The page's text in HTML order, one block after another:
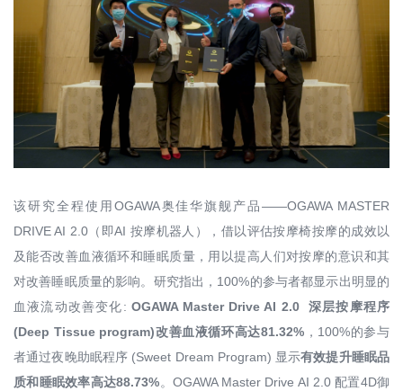
该研究全程使用OGAWA奥佳华旗舰产品——OGAWA MASTER
DRIVE AI 2.0（即AI 按摩机器人），借以评估按摩椅按摩的成效以
及能否改善血液循环和睡眠质量，用以提高人们对按摩的意识和其
对改善睡眠质量的影响。研究指出，100%的参与者都显示出明显的
血液流动改善变化: OGAWA Master Drive AI 2.0 深层按摩程序
(Deep Tissue program)改善血液循环高达81.32%，100%的参与
者通过夜晚助眠程序 (Sweet Dream Program) 显示有效提升睡眠品
质和睡眠效率高达88.73%。OGAWA Master Drive AI 2.0 配置4D御